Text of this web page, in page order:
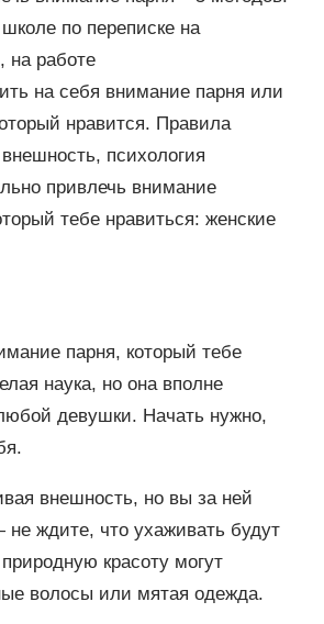
по переписке на
на работе
на себя внимание парня или
нравится. Правила
психология
привлечь внимание
тебе нравиться: женские
парня, который тебе
наука, но она вполне
девушки. Начать нужно,
внешность, но вы за ней
ждите, что ухаживать будут
красоту могут
волосы или мятая одежда.